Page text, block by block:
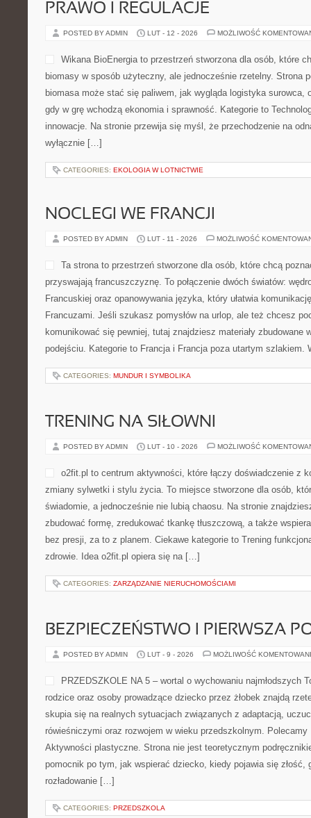
PRAWO I REGULACJE
POSTED BY ADMIN LUT - 12 - 2026 MOŻLIWOŚĆ
Wikana BioEnergia to przestrzeń stworzona dla osób, które
biomasy w sposób użyteczny, ale jednocześnie rzetelny. Strona
biomasa może stać się paliwem, jak wygląda logistyka surowca,
gdy w grę wchodzą ekonomia i sprawność. Kategorie to
innowacje. Na stronie przewija się myśl, że przechodzenie na
wyłącznie […]
CATEGORIES: EKOLOGIA W LOTNICTWIE
NOCLEGI WE FRANCJI
POSTED BY ADMIN LUT - 11 - 2026 MOŻLIWOŚĆ
Ta strona to przestrzeń stworzone dla osób, które chcą
przyswajają francuszczyznę. To połączenie dwóch światów:
Francuskiej oraz opanowywania języka, który ułatwia
Francuzami. Jeśli szukasz pomysłów na urlop, ale też chcesz
komunikować się pewniej, tutaj znajdziesz materiały zbudowane
podejściu. Kategorie to Francja i Francja poza utartym
CATEGORIES: MUNDUR I SYMBOLIKA
TRENING NA SIŁOWNI
POSTED BY ADMIN LUT - 10 - 2026 MOŻLIWOŚĆ
o2fit.pl to centrum aktywności, które łączy doświadczenie z
zmiany sylwetki i stylu życia. To miejsce stworzone dla osób,
świadomie, a jednocześnie nie lubią chaosu. Na stronie
zbudować formę, zredukować tkankę tłuszczową, a także
bez presji, za to z planem. Ciekawe kategorie to Trening
zdrowie. Idea o2fit.pl opiera się na […]
CATEGORIES: ZARZĄDZANIE NIERUCHOMOŚCIAMI
BEZPIECZEŃSTWO I PIERWSZA
POSTED BY ADMIN LUT - 9 - 2026 MOŻLIWOŚĆ
PRZEDSZKOLE NA 5 – wortal o wychowaniu najmłodszych
rodzice oraz osoby prowadzące dziecko przez żłobek znajdą
skupia się na realnych sytuacjach związanych z adaptacją,
rówieśniczymi oraz rozwojem w wieku przedszkolnym.
Aktywności plastyczne. Strona nie jest teoretycznym
pomocnik po tym, jak wspierać dziecko, kiedy pojawia się złość,
rozładowanie […]
CATEGORIES: PRZEDSZKOLA